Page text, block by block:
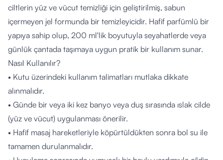
ciltlerin yüz ve vücut temizliği için geliştirilmiş, sabun
içermeyen jel formunda bir temizleyicidir. Hafif parfümlü bir
yapıya sahip olup, 200 ml'lik boyutuyla seyahatlerde veya
günlük çantada taşımaya uygun pratik bir kullanım sunar.
Nasıl Kullanılır?
• Kutu üzerindeki kullanım talimatları mutlaka dikkate
alınmalıdır.
• Günde bir veya iki kez banyo veya duş sırasında ıslak cilde
(yüz ve vücut) uygulanması önerilir.
• Hafif masaj hareketleriyle köpürtüldükten sonra bol su ile
tamamen durulanmalıdır.